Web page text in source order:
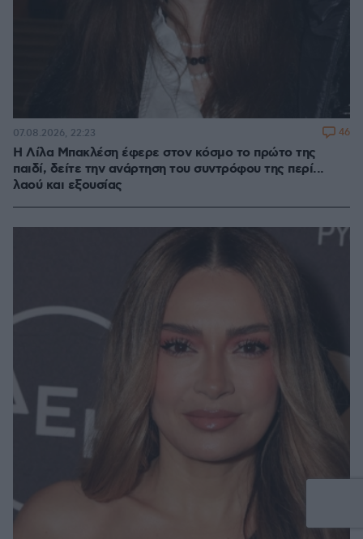
Η Λίλα Μπακλέση έφερε στον κόσμο το πρώτο της
παιδί, δείτε την ανάρτηση του συντρόφου της περί...
λαού και εξουσίας
07.08.2026, 22:23 46